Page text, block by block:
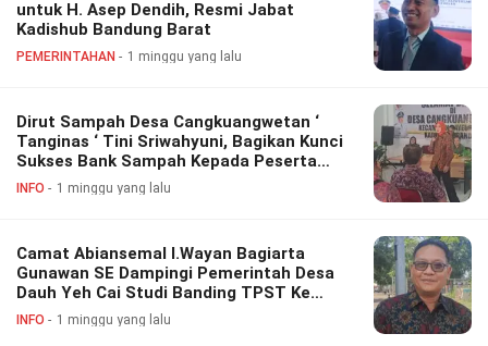
untuk H. Asep Dendih, Resmi Jabat
Kadishub Bandung Barat
PEMERINTAHAN 1 minggu yang lalu
Dirut Sampah Desa Cangkuangwetan ‘
Tanginas ‘ Tini Sriwahyuni, Bagikan Kunci
Sukses Bank Sampah Kepada Peserta
Study Banding Dari Bali
INFO 1 minggu yang lalu
Camat Abiansemal I.Wayan Bagiarta
Gunawan SE Dampingi Pemerintah Desa
Dauh Yeh Cai Studi Banding TPST Ke
Cangkuang Wetan Bandung.
INFO 1 minggu yang lalu